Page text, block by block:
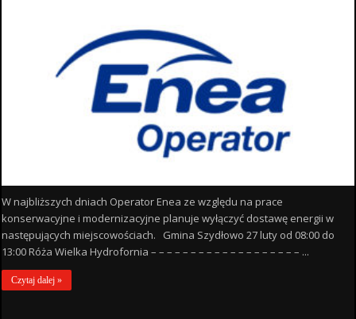
W najbliższych dniach Operator Enea ze względu na prace
konserwacyjne i modernizacyjne planuje wyłączyć dostawę energii w
następujących miejscowościach. Gmina Szydłowo 27 luty od 08:00 do
13:00 Róża Wielka Hydrofornia – – – – – – – – – – – – – – – – – – – ...
Czytaj dalej »